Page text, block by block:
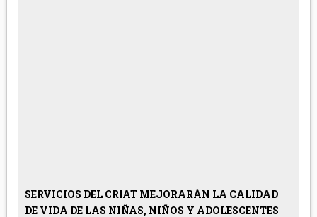
SERVICIOS DEL CRIAT MEJORARÁN LA CALIDAD
DE VIDA DE LAS NIÑAS, NIÑOS Y ADOLESCENTES